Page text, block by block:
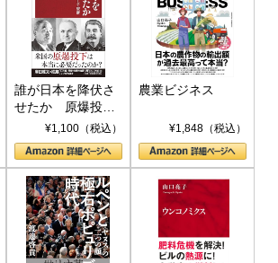
誰が日本を降伏さ
せたか 原爆投
下、ソ連参戦、そ
して聖断 (PHP新
書)
¥1,100（税込）
農業ビジネス
¥1,848（税込）